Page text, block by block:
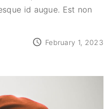
id augue. Est non
February 1, 2023